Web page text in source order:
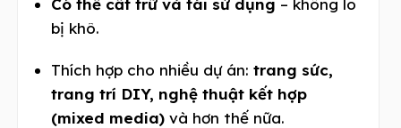
Có thể cất trữ và tái sử dụng – không lo
bị khô.
Thích hợp cho nhiều dự án:trang sức,
trang trí DIY, nghệ thuật kết hợp
(mixed media) và hơn thế nữa.